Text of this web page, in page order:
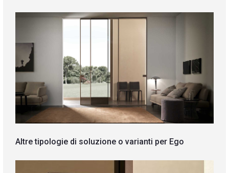
Contatti
Altre tipologie di soluzione o varianti per Ego